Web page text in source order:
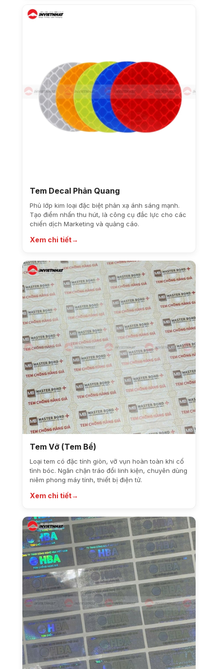
Tem Decal Phản Quang
Phủ lớp kim loại đặc biệt phản xạ ánh sáng mạnh.
Tạo điểm nhấn thu hút, là công cụ đắc lực cho các
chiến dịch Marketing và quảng cáo.
Xem chi tiết→
Tem Vỡ (Tem Bể)
Loại tem có đặc tính giòn, vỡ vụn hoàn toàn khi cố
tình bóc. Ngăn chặn tráo đổi linh kiện, chuyên dùng
niêm phong máy tính, thiết bị điện tử.
Xem chi tiết→